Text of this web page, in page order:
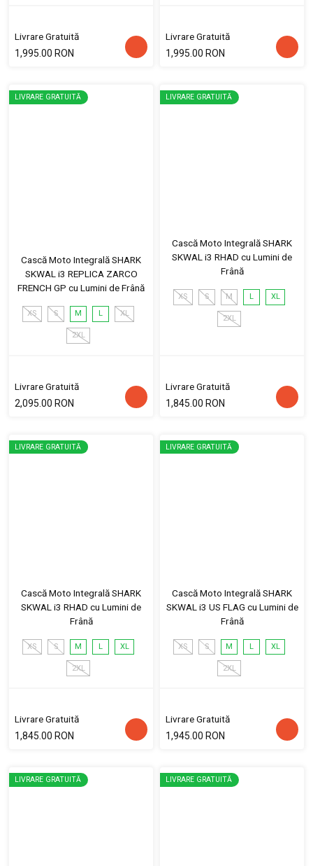
Livrare Gratuită
1,995.00 RON
Livrare Gratuită
1,995.00 RON
LIVRARE GRATUITĂ
Cască Moto Integrală SHARK
SKWAL i3 REPLICA ZARCO
FRENCH GP cu Lumini de Frână
XS S M L XL
2XL
Livrare Gratuită
2,095.00 RON
LIVRARE GRATUITĂ
Cască Moto Integrală SHARK
SKWAL i3 RHAD cu Lumini de
Frână
XS S M L XL
2XL
Livrare Gratuită
1,845.00 RON
LIVRARE GRATUITĂ
Cască Moto Integrală SHARK
SKWAL i3 RHAD cu Lumini de
Frână
XS S M L XL
2XL
Livrare Gratuită
1,845.00 RON
LIVRARE GRATUITĂ
Cască Moto Integrală SHARK
SKWAL i3 US FLAG cu Lumini de
Frână
XS S M L XL
2XL
Livrare Gratuită
1,945.00 RON
LIVRARE GRATUITĂ LIVRARE GRATUITĂ